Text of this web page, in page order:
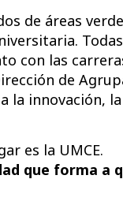
de áreas
con las
de
la innovación,
es la UMCE.
que forma a